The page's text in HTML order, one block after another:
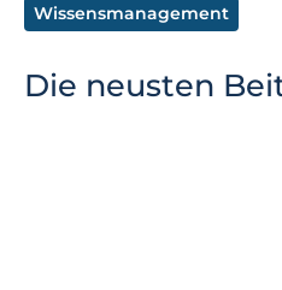
Wissensmanagement
Die neusten